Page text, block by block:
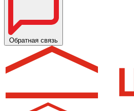
Обратная связь